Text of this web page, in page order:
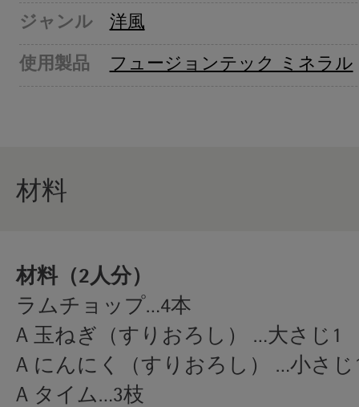
ジャンル 洋風
使用製品 フュージョンテック ミネラル
材料
材料（2人分）
ラムチョップ…4本
A 玉ねぎ（すりおろし） …大さじ1
A にんにく（すりおろし） …小さじ
A タイム…3枝